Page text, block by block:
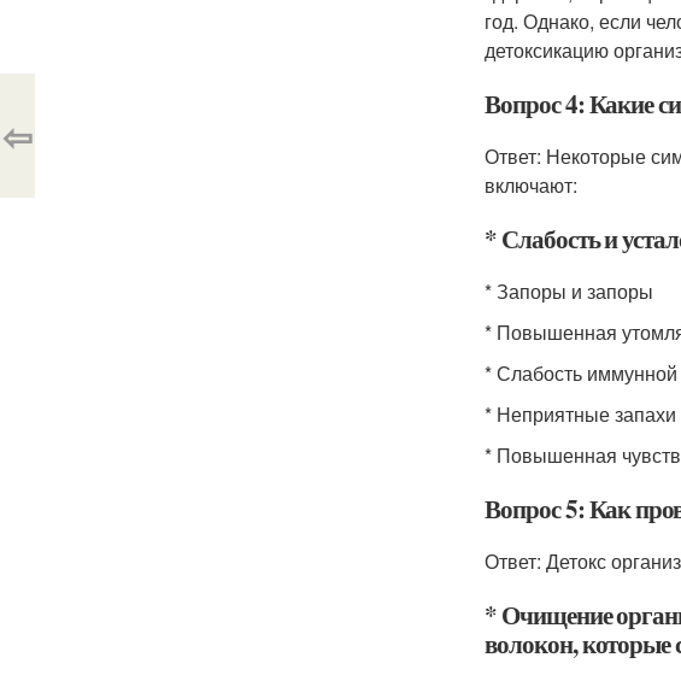
год. Однако, если
детоксикацию
Вопрос 4: Какие
Ответ: Некоторые
включают:
* Слабость и
* Запоры и запоры
* Повышенная
* Слабость
* Неприятные запахи
* Повышенная
Вопрос 5: Как
Ответ: Детокс
* Очищение
волокон, которые
⇦